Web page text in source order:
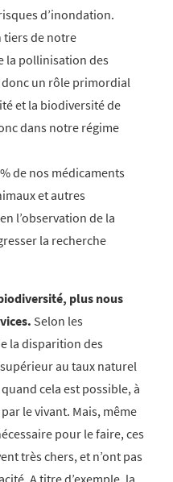
d’inondation.
tiers de notre
la pollinisation des
un rôle primordial
et la biodiversité de
dans notre régime
de nos médicaments
et autres
l’observation de la
la recherche
plus nous
Selon les
la disparition des
au taux naturel
cela est possible, à
le vivant. Mais, même
pour le faire, ces
très chers, et n’ont pas
A titre d’exemple, la